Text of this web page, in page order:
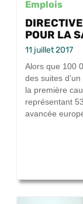
Emplois
POUR LA
11 juillet 2017
Alors que 100
des suites
la première
représentant
avancée